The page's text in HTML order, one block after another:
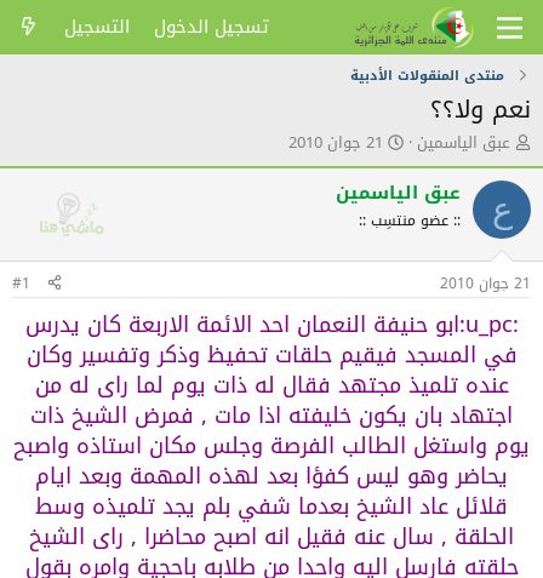
تسجيل الدخول التسجيل
منتدى المنقولات الأدبية
نعم ولا؟؟
ك
ا
ت
ب
ا
ل
و
ض
و
ع
عبق الياسمين ت
ا
ر
ي
خ
ل
ن
ش
ر
21 جوان 2010
ع عبق الياسمين
:: عضو منتسِب ::
21 جوان 2010 #1
:u_pc:ابو حنيفة النعمان احد الائمة الاربعة كان يدرس
في المسجد فيقيم حلقات تحفيظ وذكر وتفسير وكان
عنده تلميذ مجتهد فقال له ذات يوم لما راى له من
اجتهاد بان يكون خليفته اذا مات , فمرض الشيخ ذات
يوم واستغل الطالب الفرصة وجلس مكان استاذه واصبح
يحاضر وهو ليس كفؤا بعد لهذه المهمة وبعد ايام
قلائل عاد الشيخ بعدما شفي بلم يجد تلميذه وسط
الحلقة , سال عنه فقيل انه اصبح محاضرا , راى الشيخ
حلقته فارسل اليه واحدا من طلابه باحجية وامره بقول